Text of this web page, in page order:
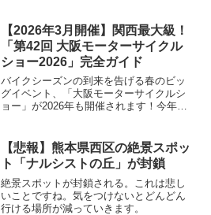
どの車種で...
【2026年3月開催】関西最大級！
「第42回 大阪モーターサイクル
ショー2026」完全ガイド
バイクシーズンの到来を告げる春のビッ
グイベント、「大阪モーターサイクルシ
ョー」が2026年も開催されます！今年の
近バイクに興味を持ち始めた若い世代
や、家族連れでも楽しめるコ...
【悲報】熊本県西区の絶景スポッ
ト「ナルシストの丘」が封鎖
絶景スポットが封鎖される。これは悲し
いことですね。気をつけないとどんどん
行ける場所が減っていきます。